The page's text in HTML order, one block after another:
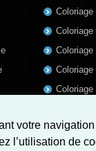
votre
l’utilisation de
Coloriage
Coloriage
Coloriage
Coloriage